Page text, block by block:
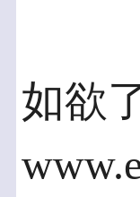
如欲